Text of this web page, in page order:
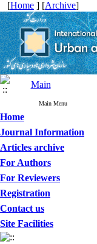
[Home ] [Archive]
Main
Main Menu
Home
Journal Information
Articles archive
For Authors
For Reviewers
Registration
Contact us
Site Facilities